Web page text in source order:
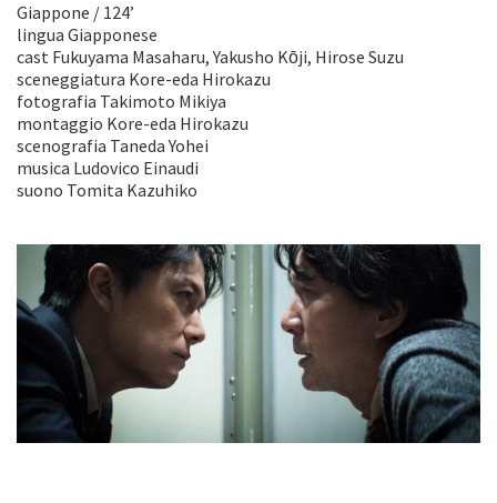
Giappone / 124’
lingua Giapponese
cast Fukuyama Masaharu, Yakusho Kōji, Hirose Suzu
sceneggiatura Kore-eda Hirokazu
fotografia Takimoto Mikiya
montaggio Kore-eda Hirokazu
scenografia Taneda Yohei
musica Ludovico Einaudi
suono Tomita Kazuhiko